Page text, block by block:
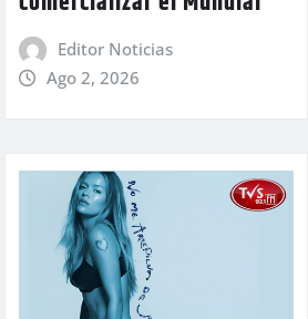
Editor Noticias
Ago 2, 2026